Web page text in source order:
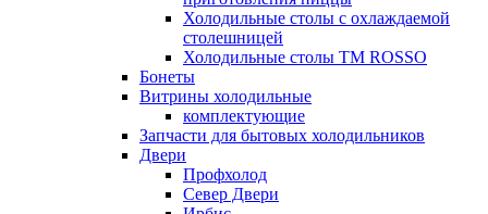
Холодильные столы с охлаждаемой
столешницей
Холодильные столы ТМ ROSSO
Бонеты
Витрины холодильные
комплектующие
Запчасти для бытовых холодильников
Двери
Профхолод
Север Двери